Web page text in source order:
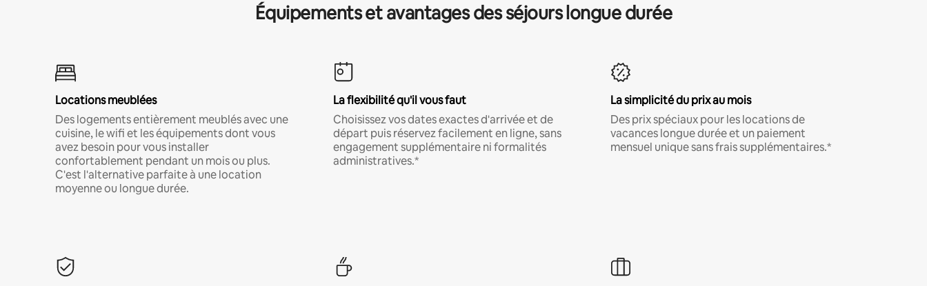
Équipements et avantages des séjours longue durée
Locations meublées
Des logements entièrement meublés avec une
cuisine, le wifi et les équipements dont vous
avez besoin pour vous installer
confortablement pendant un mois ou plus.
C'est l'alternative parfaite à une location
moyenne ou longue durée.
La flexibilité qu'il vous faut
Choisissez vos dates exactes d'arrivée et de
départ puis réservez facilement en ligne, sans
engagement supplémentaire ni formalités
administratives.*
La simplicité du prix au mois
Des prix spéciaux pour les locations de
vacances longue durée et un paiement
mensuel unique sans frais supplémentaires.*